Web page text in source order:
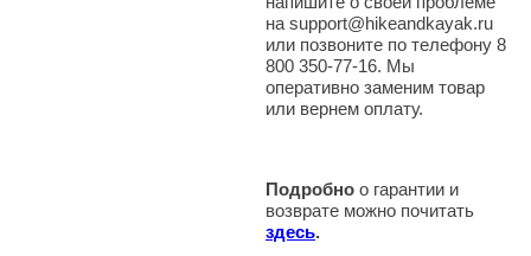
на support@hikeandkayak.ru
или позвоните по телефону 8
800 350-77-16. Мы
оперативно заменим товар
или вернем оплату.
Подробно о гарантии и
возврате можно почитать
здесь.